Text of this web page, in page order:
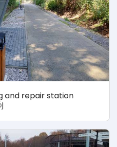
and repair station